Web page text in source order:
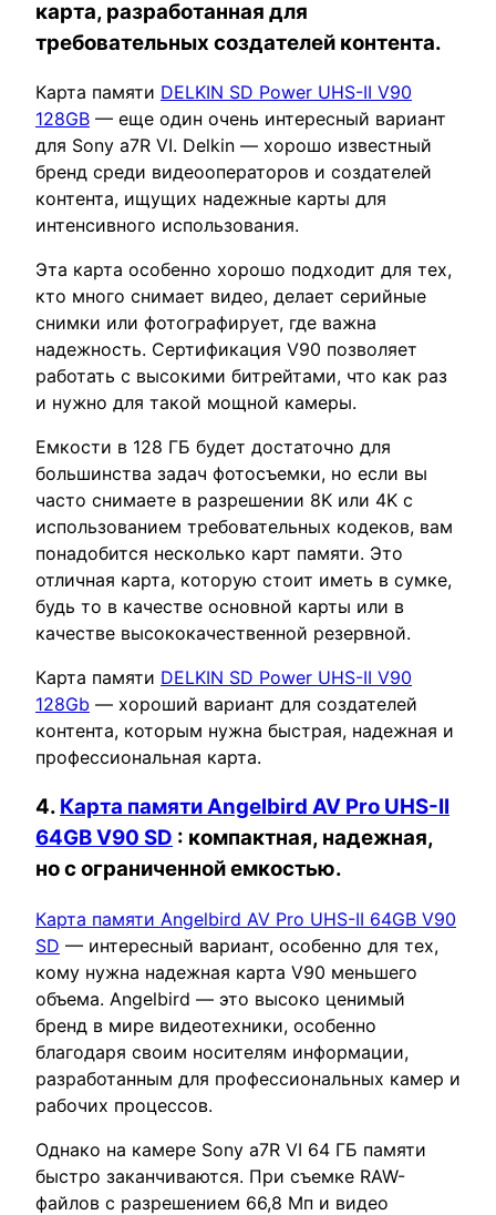
карта, разработанная для
требовательных создателей контента.
Карта памяти DELKIN SD Power UHS-II V90
128GB — еще один очень интересный вариант
для Sony a7R VI. Delkin — хорошо известный
бренд среди видеооператоров и создателей
контента, ищущих надежные карты для
интенсивного использования.
Эта карта особенно хорошо подходит для тех,
кто много снимает видео, делает серийные
снимки или фотографирует, где важна
надежность. Сертификация V90 позволяет
работать с высокими битрейтами, что как раз
и нужно для такой мощной камеры.
Емкости в 128 ГБ будет достаточно для
большинства задач фотосъемки, но если вы
часто снимаете в разрешении 8K или 4K с
использованием требовательных кодеков, вам
понадобится несколько карт памяти. Это
отличная карта, которую стоит иметь в сумке,
будь то в качестве основной карты или в
качестве высококачественной резервной.
Карта памяти DELKIN SD Power UHS-II V90
128Gb — хороший вариант для создателей
контента, которым нужна быстрая, надежная и
профессиональная карта.
4. Карта памяти Angelbird AV Pro UHS-II
64GB V90 SD : компактная, надежная,
но с ограниченной емкостью.
Карта памяти Angelbird AV Pro UHS-II 64GB V90
SD — интересный вариант, особенно для тех,
кому нужна надежная карта V90 меньшего
объема. Angelbird — это высоко ценимый
бренд в мире видеотехники, особенно
благодаря своим носителям информации,
разработанным для профессиональных камер и
рабочих процессов.
Однако на камере Sony a7R VI 64 ГБ памяти
быстро заканчиваются. При съемке RAW-
файлов с разрешением 66,8 Мп и видео